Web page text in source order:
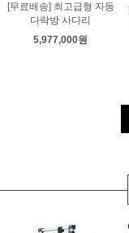
[무료배송] 최고급형 자동
다락방 사다리
5,977,000원